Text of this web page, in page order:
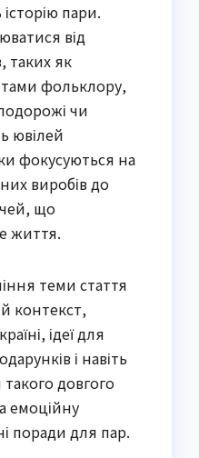
пари.
від
таких як
фольклору,
чи
ювілей
фокусуються на
виробів до
що
життя.
теми стаття
контекст,
ідеї для
і навіть
такого довгого
емоційну
поради для пар.